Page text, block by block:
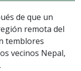
de que un
remota del
temblores
vecinos Nepal,